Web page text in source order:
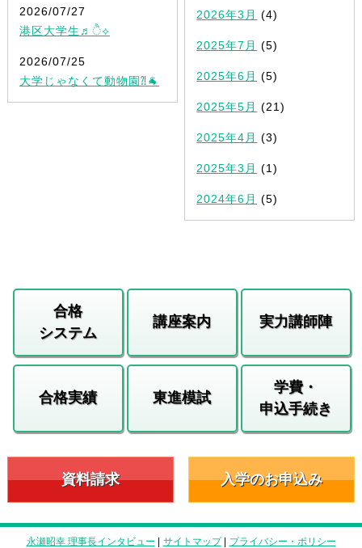
2026/07/27
港区大学生♬ੈ⟡
2026/07/25
大学じゃなくて動物園⁈🐐
2026年3月 (4)
2025年7月 (5)
2025年6月 (5)
2025年5月 (21)
2025年4月 (3)
2025年3月 (1)
2024年6月 (5)
合格
システム
講座案内 実力講師陣
合格実績 東進模試
学費・
申込手続き
資料請求 入学のお申込み
永瀬昭幸 理事長インタビュー | サイトマップ| プライバシー・ポリシー